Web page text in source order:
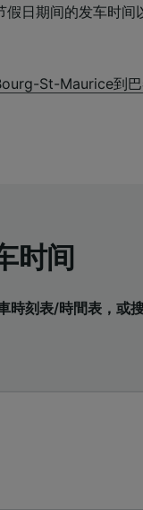
日期间的发车时间
St-Maurice到
时间
時刻表/時間表，或